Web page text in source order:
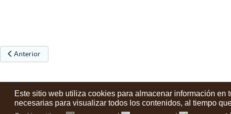
Este sitio web utiliza cookies para almacenar información
necesarias para visualizar todos los contenidos, al tiempo
Artículo anterior: Presentación del último libro de Pedro Berriochoa
Anterior